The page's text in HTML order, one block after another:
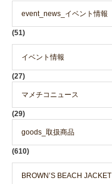
event_news_イベント情報
(51)
イベント情報
(27)
マメチコニュース
(29)
goods_取扱商品
(610)
BROWN’S BEACH JACKET